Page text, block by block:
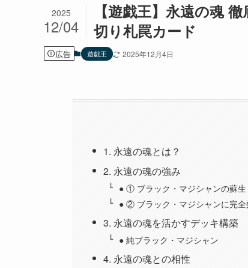
【遊戯王】永遠の魂
切り札罠カード
2025
12/04
広告 遊戯王 2025年12月4日
1. 永遠の魂とは？
2. 永遠の魂の強み
● ① ブラック・マジシャンの蘇
● ② ブラック・マジシャンに完全
3. 永遠の魂を活かすデッキ構築
● 純ブラック・マジシャン
4. 永遠の魂との相性